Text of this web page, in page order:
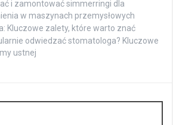
i zamontować simmerringi dla
w maszynach przemysłowych
Kluczowe zalety, które warto znać
odwiedzać stomatologa? Kluczowe
ustnej